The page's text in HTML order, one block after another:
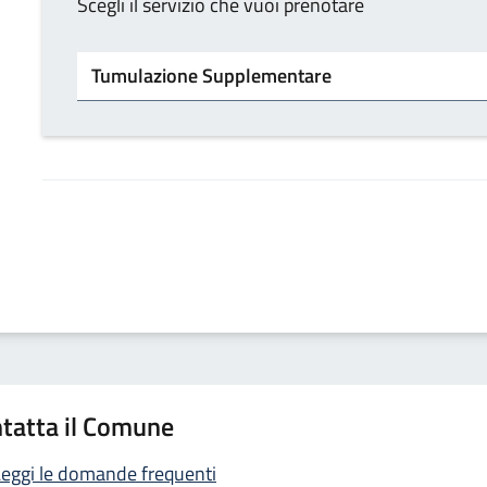
il Comune
le domande frequenti